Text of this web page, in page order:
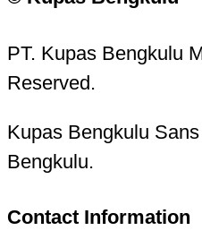
PT. Kupas Bengkulu
Reserved.
Kupas Bengkulu
Bengkulu.
Contact Information